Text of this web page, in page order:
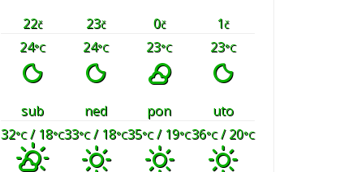
22č 23č 0č 1č
24°C 24°C 23°C 23°C
sub ned pon
uto
32°C/ 18°C33°C/ 18°C35°C/ 19°C36°C/ 20°C